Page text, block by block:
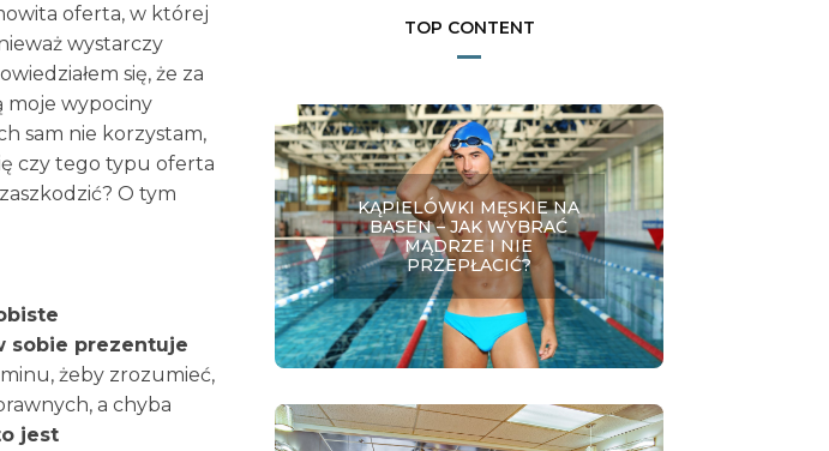
oferta, w której
wystarczy
się, że za
moje wypociny
sam nie korzystam,
czy tego typu oferta
O tym
sobie prezentuje
żeby zrozumieć,
a chyba
jest
TOP CONTENT
KĄPIELÓWKI MĘSKIE NA
BASEN – JAK WYBRAĆ
MĄDRZE I NIE
PRZEPŁACIĆ?